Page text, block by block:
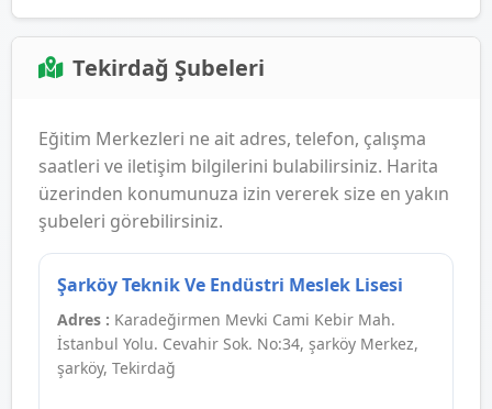
Tekirdağ Şubeleri
Eğitim Merkezleri ne ait adres, telefon, çalışma
saatleri ve iletişim bilgilerini bulabilirsiniz. Harita
üzerinden konumunuza izin vererek size en yakın
şubeleri görebilirsiniz.
Şarköy Teknik Ve Endüstri Meslek Lisesi
Adres : Karadeğirmen Mevki Cami Kebir Mah.
İstanbul Yolu. Cevahir Sok. No:34, şarköy Merkez,
şarköy, Tekirdağ